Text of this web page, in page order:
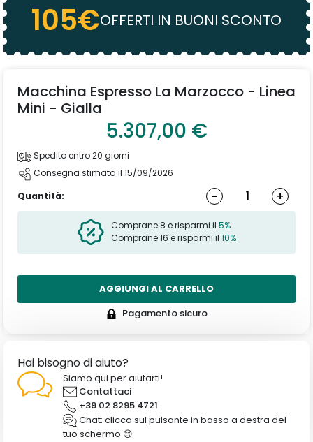
105€OFFERTI IN BUONI SCONTO
Macchina Espresso La Marzocco - Linea
Mini - Gialla
5.307,00 €
Spedito entro 20 giorni
Consegna stimata il 15/09/2026
Quantità:
- +
Comprane 8 e risparmi il 5%
Comprane 16 e risparmi il 10%
AGGIUNGI AL CARRELLO
Pagamento sicuro
Hai bisogno di aiuto?
Siamo qui per aiutarti!
Contattaci
+39 02 8295 4721
Chat: clicca sul pulsante in basso a destra del
tuo schermo 😊